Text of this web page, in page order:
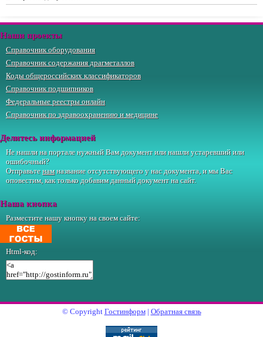
Наши проекты
Справочник оборудования
Справочник содержания драгметаллов
Коды общероссийских классификаторов
Справочник подшипников
Федеральные реестры онлайн
Справочник по здравоохранению и медицине
Делитесь информацией
Не нашли на портале нужный Вам документ или нашли устаревший или
ошибочный?
Отправьтенамназвание отсутствующего у нас документа, и мы Вас
оповестим, как только добавим данный документ на сайт.
Наша кнопка
Разместите нашу кнопку на своем сайте:
Html-код:
© Copyright Гостинформ| Обратная связь